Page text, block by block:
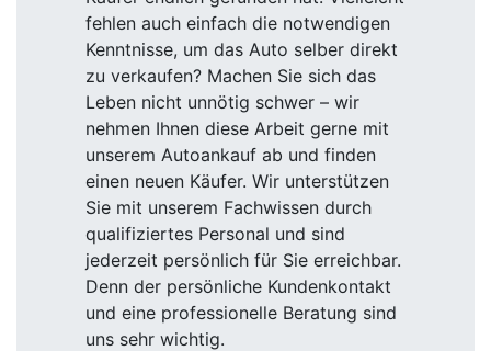
fehlen auch einfach die notwendigen
Kenntnisse, um das Auto selber direkt
zu verkaufen? Machen Sie sich das
Leben nicht unnötig schwer – wir
nehmen Ihnen diese Arbeit gerne mit
unserem Autoankauf ab und finden
einen neuen Käufer. Wir unterstützen
Sie mit unserem Fachwissen durch
qualifiziertes Personal und sind
jederzeit persönlich für Sie erreichbar.
Denn der persönliche Kundenkontakt
und eine professionelle Beratung sind
uns sehr wichtig.